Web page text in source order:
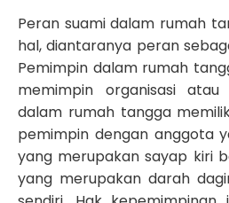
Peran suami dalam rumah
hal, diantaranya peran
Pemimpin dalam rumah
memimpin organisasi
dalam rumah tangga
pemimpin dengan anggota
yang merupakan sayap kiri
yang merupakan darah